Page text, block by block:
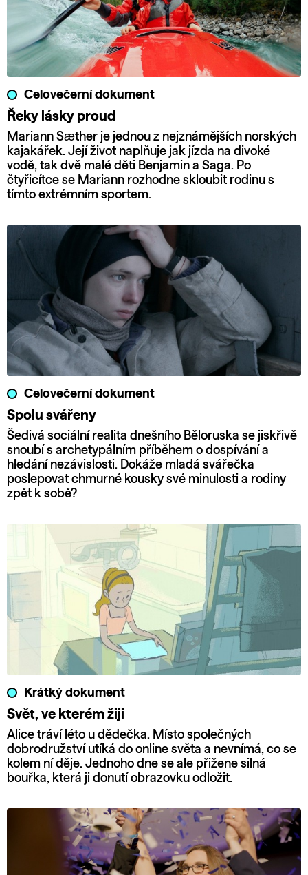
Celovečerní dokument
Řeky lásky proud
Mariann Sæther je jednou z nejznámějších norských
kajakářek. Její život naplňuje jak jízda na divoké
vodě, tak dvě malé děti Benjamin a Saga. Po
čtyřicítce se Mariann rozhodne skloubit rodinu s
tímto extrémním sportem.
Celovečerní dokument
Spolu svářeny
Šedivá sociální realita dnešního Běloruska se jiskřivě
snoubí s archetypálním příběhem o dospívání a
hledání nezávislosti. Dokáže mladá svářečka
poslepovat chmurné kousky své minulosti a rodiny
zpět k sobě?
Krátký dokument
Svět, ve kterém žiji
Alice tráví léto u dědečka. Místo společných
dobrodružství utíká do online světa a nevnímá, co se
kolem ní děje. Jednoho dne se ale přižene silná
bouřka, která ji donutí obrazovku odložit.